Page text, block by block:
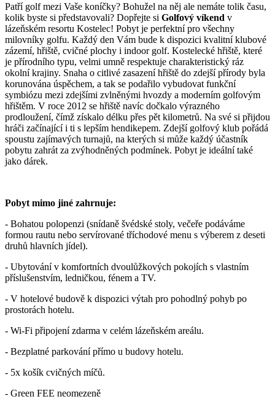
Patří golf mezi Vaše koníčky? Bohužel na něj ale nemáte tolik času,
kolik byste si představovali? Dopřejte si Golfový víkend v
lázeňském resortu Kostelec! Pobyt je perfektní pro všechny
milovníky golfu. Každý den Vám bude k dispozici kvalitní klubové
zázemí, hřiště, cvičné plochy i indoor golf. Kostelecké hřiště, které
je přírodního typu, velmi umně respektuje charakteristický ráz
okolní krajiny. Snaha o citlivé zasazení hřiště do zdejší přírody byla
korunována úspěchem, a tak se podařilo vybudovat funkční
symbiózu mezi zdejšími zvlněnými hvozdy a moderním golfovým
hřištěm. V roce 2012 se hřiště navíc dočkalo výrazného
prodloužení, čímž získalo délku přes pět kilometrů. Na své si přijdou
hráči začínající i ti s lepším hendikepem. Zdejší golfový klub pořádá
spoustu zajímavých turnajů, na kterých si může každý účastník
pobytu zahrát za zvýhodněných podmínek. Pobyt je ideální také
jako dárek.
Pobyt mimo jiné zahrnuje:
- Bohatou polopenzi (snídaně švédské stoly, večeře podáváme
formou rautu nebo servírované tříchodové menu s výberem z deseti
druhů hlavních jídel).
- Ubytování v komfortních dvoulůžkových pokojích s vlastním
příslušenstvím, ledničkou, fénem a TV.
- V hotelové budově k dispozici výtah pro pohodlný pohyb po
prostorách hotelu.
- Wi-Fi připojení zdarma v celém lázeňském areálu.
- Bezplatné parkování přímo u budovy hotelu.
- 5x košík cvičných míčů.
- Green FEE neomezeně